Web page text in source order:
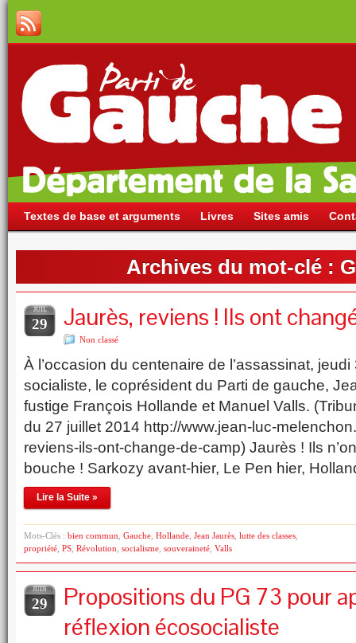
Textes de base et arguments Livres Sites amis
Archives du mot-clé :
JUIL
29 Jaurès, reviens ! Ils ont
Non classé
À l’occasion du centenaire de l’assassinat,
socialiste, le coprésident du Parti de gauche,
fustige François Hollande et Manuel Valls.
du 27 juillet 2014 http://www.jean-luc-
reviens-ils-ont-change-de-camp) Jaurès ! Ils
bouche ! Sarkozy avant-hier, Le Pen hier,
Lire la Suite »
Mots-Clés : bien commun Gauche Hollande Jean Jaurès lutte des classes
propriété PS Révolution socialisme souveraineté Valls
JUIN
29
Propositions du PG 73 pour
réflexion écosocialiste